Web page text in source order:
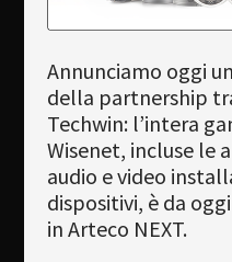
Lingua
Annunciamo oggi
della partnership
Techwin: l’intera
Wisenet, incluse le
audio e video
dispositivi, è da
in Arteco NEXT.